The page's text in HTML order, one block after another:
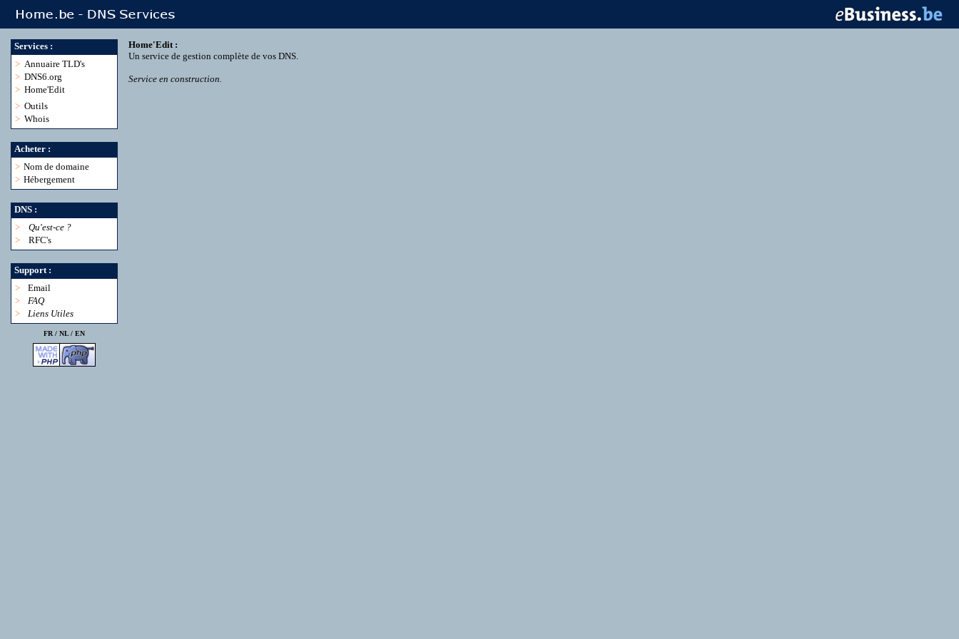
Services :
> Annuaire TLD's
> DNS6.org
> Home'Edit
> Outils
> Whois
Acheter :
> Nom de domaine
> Hébergement
DNS :
>
Qu'est-ce ?
>
RFC's
Support :
>
Email
>
FAQ
>
Liens Utiles
FR / NL/ EN
Home'Edit :
Un service de gestion complète de vos DNS.
Service en construction.